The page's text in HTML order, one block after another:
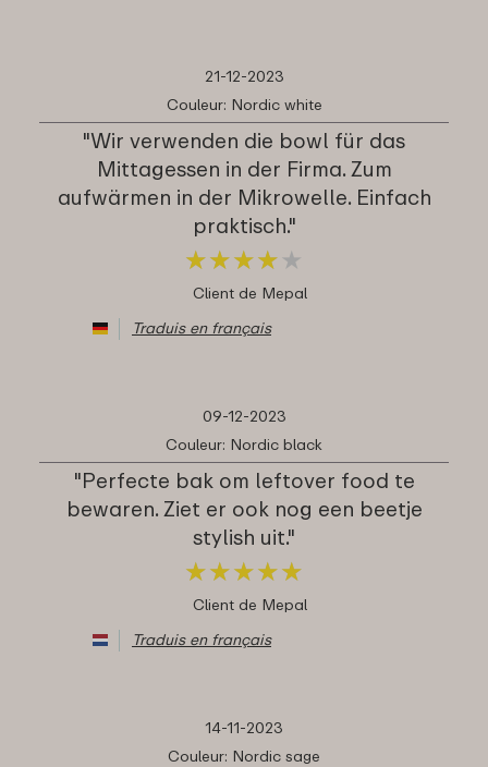
21-12-2023
Couleur: Nordic white
"Wir verwenden die bowl für das
Mittagessen in der Firma. Zum
aufwärmen in der Mikrowelle. Einfach
praktisch."
★★★★ ★
★★★★ ★
Client de Mepal
Traduis en français
09-12-2023
Couleur: Nordic black
"Perfecte bak om leftover food te
bewaren. Ziet er ook nog een beetje
stylish uit."
★★★★★
★★★★★
Client de Mepal
Traduis en français
14-11-2023
Couleur: Nordic sage